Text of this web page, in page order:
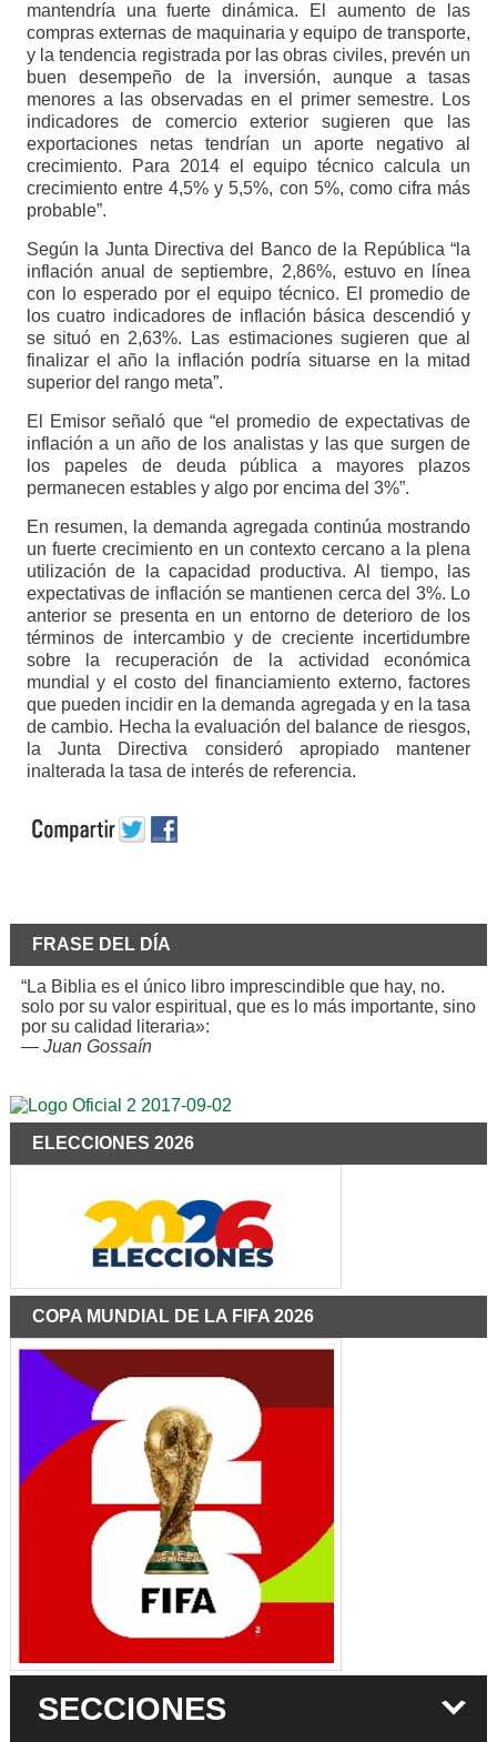
mantendría una fuerte dinámica. El aumento de las
compras externas de maquinaria y equipo de transporte,
y la tendencia registrada por las obras civiles, prevén un
buen desempeño de la inversión, aunque a tasas
menores a las observadas en el primer semestre. Los
indicadores de comercio exterior sugieren que las
exportaciones netas tendrían un aporte negativo al
crecimiento. Para 2014 el equipo técnico calcula un
crecimiento entre 4,5% y 5,5%, con 5%, como cifra más
probable”.
Según la Junta Directiva del Banco de la República “la
inflación anual de septiembre, 2,86%, estuvo en línea
con lo esperado por el equipo técnico. El promedio de
los cuatro indicadores de inflación básica descendió y
se situó en 2,63%. Las estimaciones sugieren que al
finalizar el año la inflación podría situarse en la mitad
superior del rango meta”.
El Emisor señaló que “el promedio de expectativas de
inflación a un año de los analistas y las que surgen de
los papeles de deuda pública a mayores plazos
permanecen estables y algo por encima del 3%”.
En resumen, la demanda agregada continúa mostrando
un fuerte crecimiento en un contexto cercano a la plena
utilización de la capacidad productiva. Al tiempo, las
expectativas de inflación se mantienen cerca del 3%. Lo
anterior se presenta en un entorno de deterioro de los
términos de intercambio y de creciente incertidumbre
sobre la recuperación de la actividad económica
mundial y el costo del financiamiento externo, factores
que pueden incidir en la demanda agregada y en la tasa
de cambio. Hecha la evaluación del balance de riesgos,
la Junta Directiva consideró apropiado mantener
inalterada la tasa de interés de referencia.
FRASE DEL DÍA
“La Biblia es el único libro imprescindible que hay, no.
solo por su valor espiritual, que es lo más importante, sino
por su calidad literaria»:
— Juan Gossaín
ELECCIONES 2026
COPA MUNDIAL DE LA FIFA 2026
SECCIONES